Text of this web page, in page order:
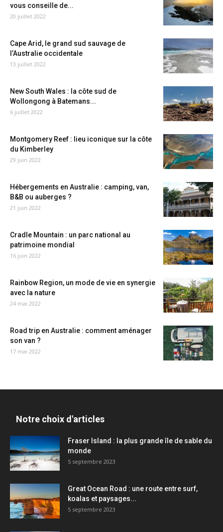
vous conseille de...
20 juillet 2022
Cape Arid, le grand sud sauvage de
l’Australie occidentale
13 juillet 2022
New South Wales : la côte sud de
Wollongong à Batemans...
6 juillet 2022
Montgomery Reef : lieu iconique sur la côte
du Kimberley
29 juin 2022
Hébergements en Australie : camping, van,
B&B ou auberges ?
21 juin 2022
Cradle Mountain : un parc national au
patrimoine mondial
16 juin 2022
Rainbow Region, un mode de vie en synergie
avec la nature
24 mai 2022
Road trip en Australie : comment aménager
son van ?
17 mai 2022
Notre choix d'articles
Fraser Island : la plus grande île de sable du
monde
5 septembre 2023
Great Ocean Road : une route entre surf,
koalas et paysages...
5 septembre 2023